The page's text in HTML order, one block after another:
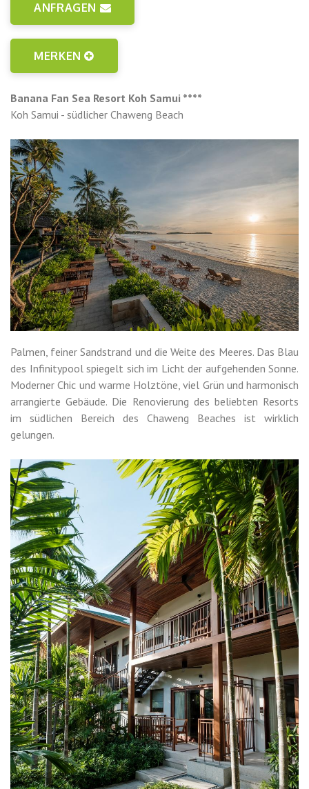
ANFRAGEN
MERKEN
Banana Fan Sea Resort Koh Samui ****
Koh Samui - südlicher Chaweng Beach
Palmen, feiner Sandstrand und die Weite des Meeres. Das Blau
des Infinitypool spiegelt sich im Licht der aufgehenden Sonne.
Moderner Chic und warme Holztöne, viel Grün und harmonisch
arrangierte Gebäude. Die Renovierung des beliebten Resorts
im südlichen Bereich des Chaweng Beaches ist wirklich
gelungen.